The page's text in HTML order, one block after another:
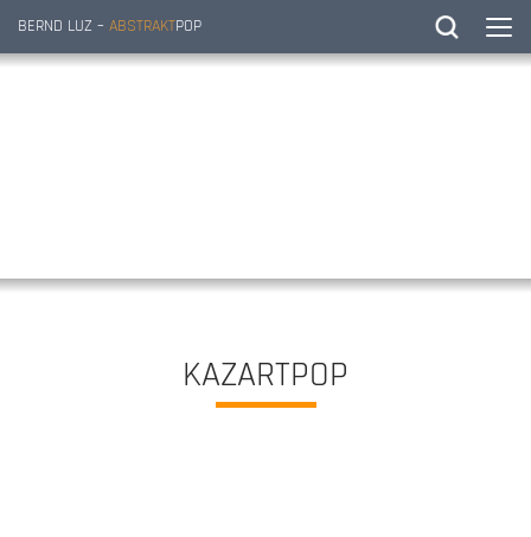
BERND LUZ – ABSTRAKTPOP
KAZARTPOP